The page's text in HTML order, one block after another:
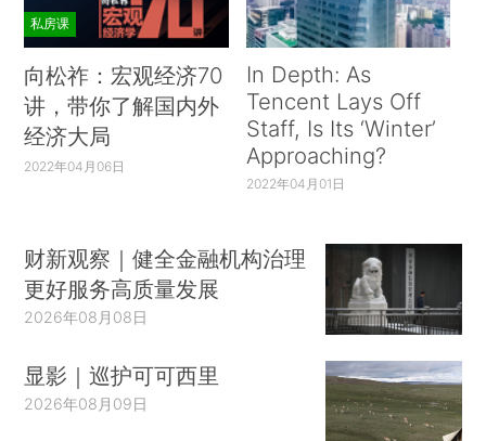
私房课
向松祚：宏观经济70
讲，带你了解国内外
经济大局
2022年04月06日
In Depth: As
Tencent Lays Off
Staff, Is Its ‘Winter’
Approaching?
2022年04月01日
财新观察｜健全金融机构治理
更好服务高质量发展
2026年08月08日
显影｜巡护可可西里
2026年08月09日